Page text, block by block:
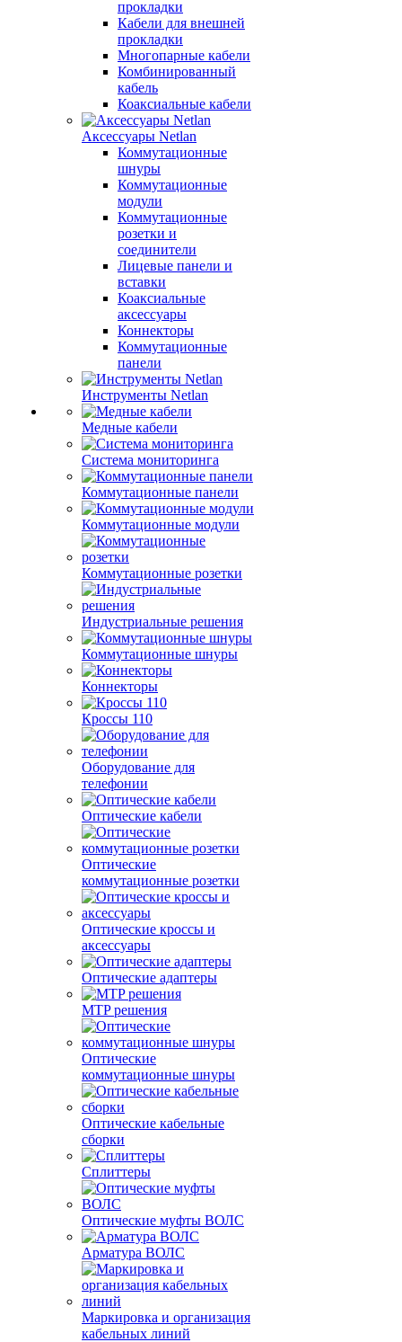
прокладки
Кабели для внешней
прокладки
Многопарные кабели
Комбинированный
кабель
Коаксиальные кабели
Аксессуары Netlan
Коммутационные
шнуры
Коммутационные
модули
Коммутационные
розетки и
соединители
Лицевые панели и
вставки
Коаксиальные
аксессуары
Коннекторы
Коммутационные
панели
Инструменты Netlan
Медные кабели
Система мониторинга
Коммутационные панели
Коммутационные модули
Коммутационные розетки
Индустриальные решения
Коммутационные шнуры
Коннекторы
Кроссы 110
Оборудование для
телефонии
Оптические кабели
Оптические
коммутационные розетки
Оптические кроссы и
аксессуары
Оптические адаптеры
MTP решения
Оптические
коммутационные шнуры
Оптические кабельные
сборки
Сплиттеры
Оптические муфты ВОЛС
Арматура ВОЛС
Маркировка и организация
кабельных линий